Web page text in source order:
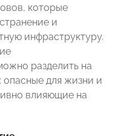
которые
и
инфраструктуру.
разделить на
опасные для жизни и
влияющие на